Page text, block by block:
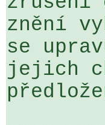
znění
se
jejich